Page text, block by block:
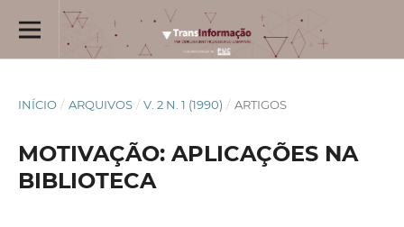
INÍCIO / ARQUIVOS / V. 2 N. 1 (1990) / ARTIGOS
MOTIVAÇÃO: APLICAÇÕES NA
BIBLIOTECA